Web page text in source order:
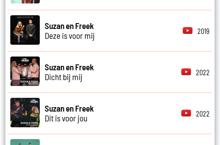
Suzan en Freek
Deze is voor mij
2019
Suzan en Freek
Dicht bij mij
2022
Suzan en Freek
Dit is voor jou
2022